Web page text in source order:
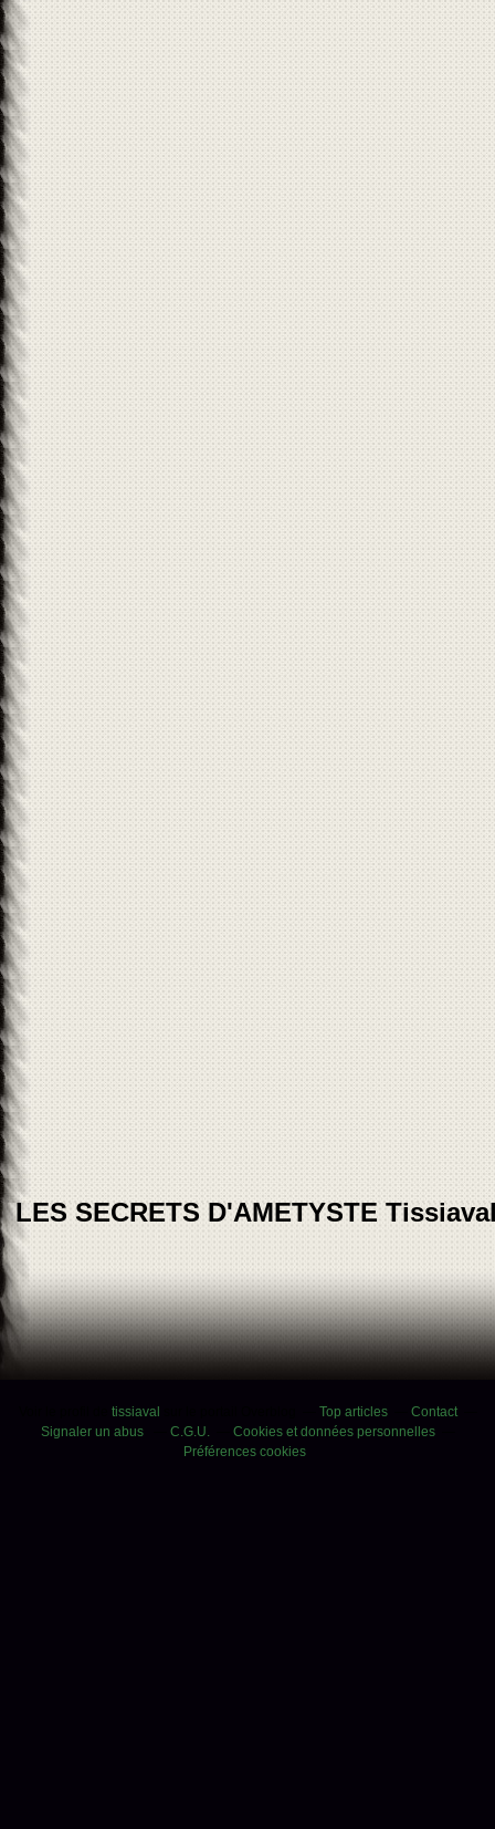
LES SECRETS D'AMETYSTE
tissiaval Top articles
Contact
Signaler un abus
C.G.U.
Cookies et données personnelles
Préférences cookies